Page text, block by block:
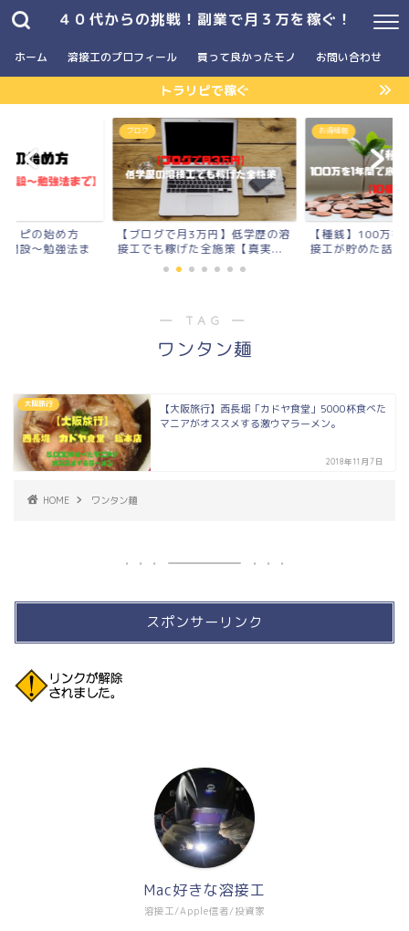
４０代からの挑戦！副業で月３万を稼ぐ！
ホーム 溶接工のプロフィール 買って良かったモノ お問い合わせ
トラリピで稼ぐ
リピの始め方
開設〜勉強法ま
ブログ
【ブログで月3万円】低学歴の溶
接工でも稼げた全施策【真実...
お得情報
【種銭】100万
接工が貯めた話
― TAG ―
ワンタン麺
大阪旅行
【大阪旅行】西長堀「カドヤ食堂」5000杯食べた
マニアがオススメする激ウマラーメン。
2018年11月7日
HOME ワンタン麺
スポンサーリンク
溶接工/Apple信者/投資家
Mac好きな溶接工